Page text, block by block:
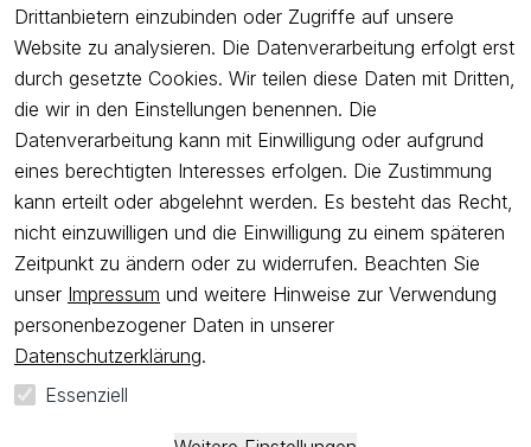
Drittanbietern einzubinden oder Zugriffe auf unsere
Website zu analysieren. Die Datenverarbeitung erfolgt erst
durch gesetzte Cookies. Wir teilen diese Daten mit Dritten,
die wir in den Einstellungen benennen. Die
Datenverarbeitung kann mit Einwilligung oder aufgrund
eines berechtigten Interesses erfolgen. Die Zustimmung
kann erteilt oder abgelehnt werden. Es besteht das Recht,
nicht einzuwilligen und die Einwilligung zu einem späteren
Zeitpunkt zu ändern oder zu widerrufen. Beachten Sie
unser Impressum und weitere Hinweise zur Verwendung
personenbezogener Daten in unserer
Datenschutzerklärung.
Essenziell
Newsletter
Freue dich über 5€ Rabatt bei deiner nächsten Bestellung und
profitiere von Angeboten.
Newsletter abonnieren
Ich bestätige hiermit, dass ich die Datenschutzerklärung
gelesen
habe. Ich kann meine Einwilligung jederzeit widerrufen.
Datenschutzerklärung